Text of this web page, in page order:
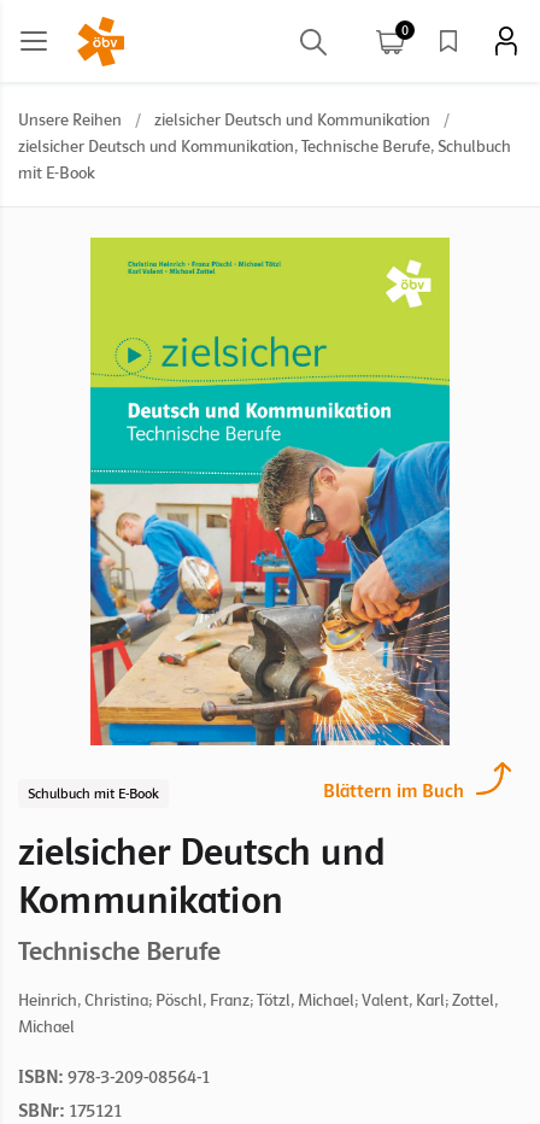
0
Unsere Reihen / zielsicher Deutsch und Kommunikation
/
zielsicher Deutsch und Kommunikation, Technische Berufe, Schulbuch
mit E-Book
Blättern im Buch
Schulbuch mit E-Book
zielsicher Deutsch und
Kommunikation
Technische Berufe
Heinrich, Christina; Pöschl, Franz; Tötzl, Michael; Valent, Karl; Zottel,
Michael
ISBN: 978-3-209-08564-1
SBNr: 175121